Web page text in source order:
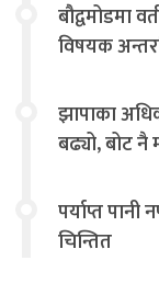
बौद्वमोडमा वर्तमान कृषिका समस्या र समाधान
विषयक
झापाका
बढ्यो, बोट नै
पर्याप्त पानी
चिन्तित